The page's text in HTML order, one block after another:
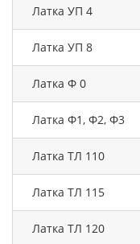
Латка УП 4
Латка УП 8
Латка Ф 0
Латка Ф1, Ф2, Ф3
Латка ТЛ 110
Латка ТЛ 115
Латка ТЛ 120